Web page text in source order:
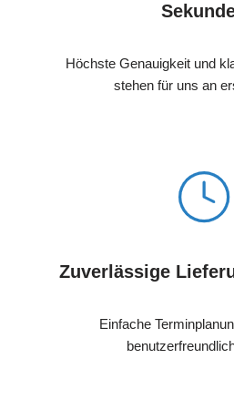
Höchste Genauigkeit und
stehen für uns an
Zuverlässige
Einfache